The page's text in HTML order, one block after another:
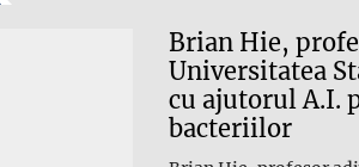
Brian Hie,
Universitatea
cu ajutorul A.I.
bacteriilor